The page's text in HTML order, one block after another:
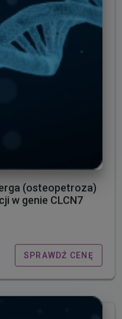
(osteopetroza)
w genie CLCN7
SPRAWDŹ CENĘ